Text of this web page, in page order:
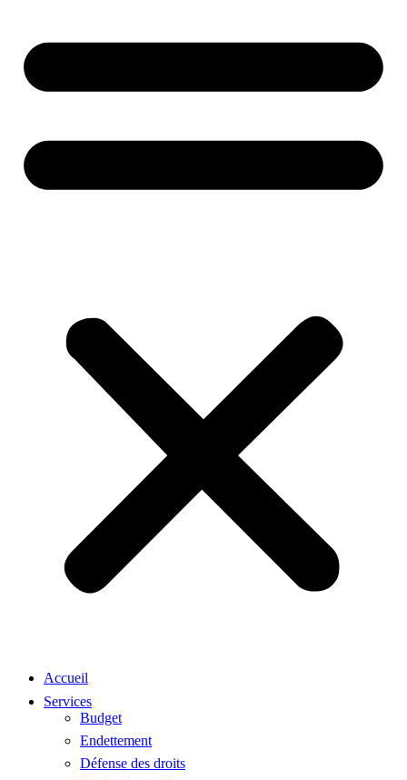
Accueil
Services
Budget
Endettement
Défense des droits